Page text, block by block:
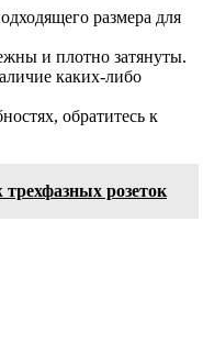
размера для
и плотно затянуты.
каких-либо
обратитесь к
розеток